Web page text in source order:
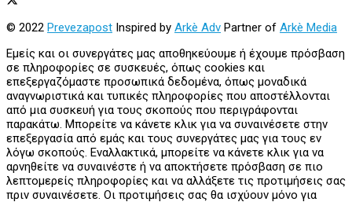
© 2022 Prevezapost Inspired by Arkè Adv Partner of Arkè Media
Εμείς και οι συνεργάτες μας αποθηκεύουμε ή έχουμε πρόσβαση
σε πληροφορίες σε συσκευές, όπως cookies και
επεξεργαζόμαστε προσωπικά δεδομένα, όπως μοναδικά
αναγνωριστικά και τυπικές πληροφορίες που αποστέλλονται
από μια συσκευή για τους σκοπούς που περιγράφονται
παρακάτω. Μπορείτε να κάνετε κλικ για να συναινέσετε στην
επεξεργασία από εμάς και τους συνεργάτες μας για τους εν
λόγω σκοπούς. Εναλλακτικά, μπορείτε να κάνετε κλικ για να
αρνηθείτε να συναινέστε ή να αποκτήσετε πρόσβαση σε πιο
λεπτομερείς πληροφορίες και να αλλάξετε τις προτιμήσεις σας
πριν συναινέσετε. Οι προτιμήσεις σας θα ισχύουν μόνο για